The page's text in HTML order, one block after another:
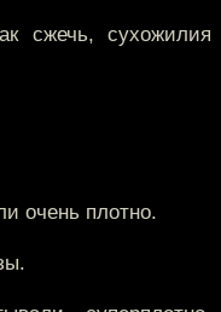
сжечь, сухожилия
очень плотно.